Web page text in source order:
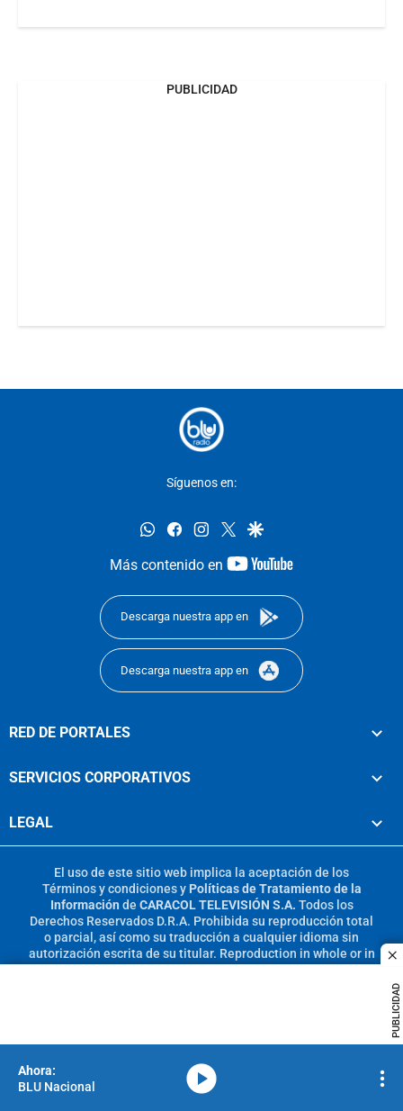
PUBLICIDAD
PUBLICIDAD
Síguenos en:
whatsappfacebookinstagram
twittergoogle
Más contenido en
youtube-
Descarga nuestra app en
Descarga nuestra app en
RED DE PORTALES
SERVICIOS CORPORATIVOS
LEGAL
El uso de este sitio web implica la aceptación de los
Términos y condicionesy Políticas de Tratamiento de la
Información de CARACOL TELEVISIÓN S.A. Todos los
Derechos Reservados D.R.A. Prohibida su reproducción total
o parcial, así como su traducción a cualquier idioma sin
autorización escrita de su titular. Reproduction in whole or in
BLU Nacional